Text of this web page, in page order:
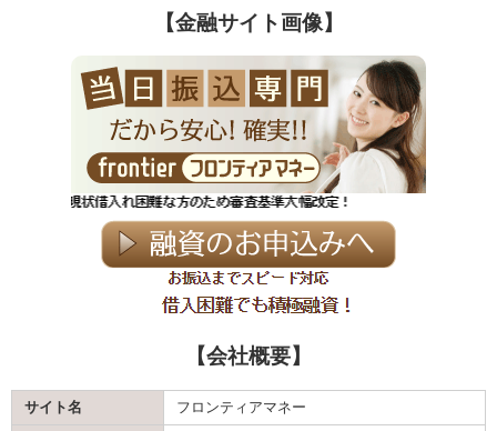
【金融サイト画像】
【会社概要】
サイト名 フロンティアマネー